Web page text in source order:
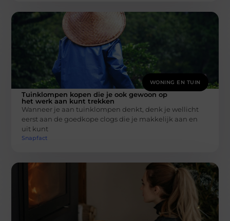
WONING EN TUIN
Tuinklompen kopen die je ook gewoon op
het werk aan kunt trekken
Wanneer je aan tuinklompen denkt, denk je wellicht
eerst aan de goedkope clogs die je makkelijk aan en
uit kunt
Snapfact